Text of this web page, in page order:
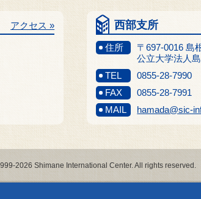
アクセス » 西部支所
住所
〒697-0016 島
公立大学法人
TEL
0855-28-7990
FAX
0855-28-7991
MAIL
hamada@sic-
2026 Shimane International Center. All rights reserved.